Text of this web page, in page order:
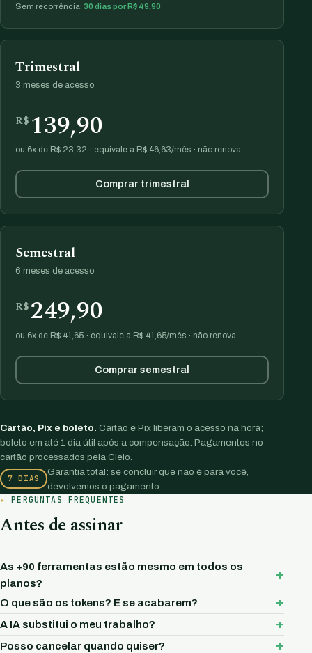
Sem recorrência: 30 dias por R$ 49,90
Trimestral
3 meses de acesso
R$ 139,90
ou 6x de R$ 23,32 · equivale a R$ 46,63/mês · não renova
Comprar trimestral
Semestral
6 meses de acesso
R$249,90
ou 6x de R$ 41,65 · equivale a R$ 41,65/mês · não renova
Comprar semestral
Cartão, Pix e boleto. Cartão e Pix liberam o acesso na hora;
boleto em até 1 dia útil após a compensação. Pagamentos no
cartão processados pela Cielo.
7 DIAS
Garantia total: se concluir que não é para você,
devolvemos o pagamento.
PERGUNTAS FREQUENTES
Antes de assinar
As +90 ferramentas estão mesmo em todos os
planos?
O que são os tokens? E se acabarem?
A IA substitui o meu trabalho?
Posso cancelar quando quiser?